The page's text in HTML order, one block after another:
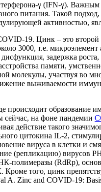
γ (IFN-γ).
питания. Такой
активностью,
19. Цинк – это второй
3000, т.е.
задержка
памяти,
молекулы, участвуя во
выживаемости
происходит
сейчас, на фоне пандемии
действие такого
цитокина IL-2,
вируса в клетки и
(репликацию)
(RdRp),
того, цинк
Zinc and COVID-19: